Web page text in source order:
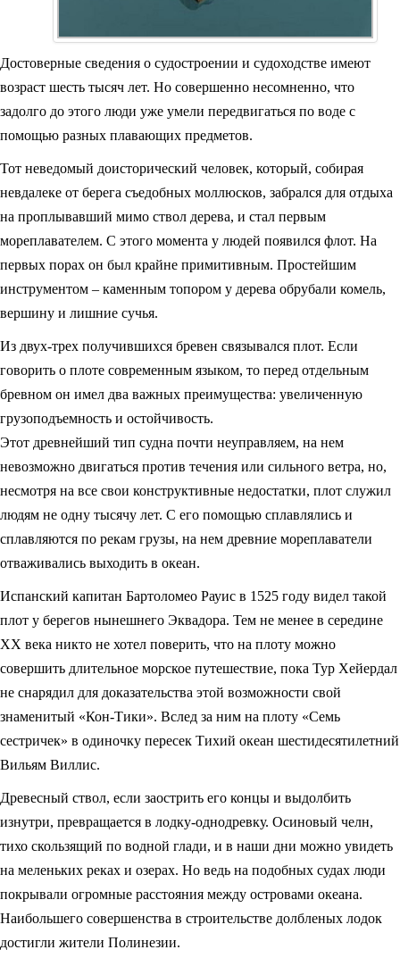
Достоверные сведения о судостроении и судоходстве имеют
возраст шесть тысяч лет. Но совершенно несомненно, что
задолго до этого люди уже умели передвигаться по воде с
помощью разных плавающих предметов.
Тот неведомый доисторический человек, который, собирая
невдалеке от берега съедобных моллюсков, забрался для отдыха
на проплывавший мимо ствол дерева, и стал первым
мореплавателем. С этого момента у людей появился флот. На
первых порах он был крайне примитивным. Простейшим
инструментом – каменным топором у дерева обрубали комель,
вершину и лишние сучья.
Из двух-трех получившихся бревен связывался плот. Если
говорить о плоте современным языком, то перед отдельным
бревном он имел два важных преимущества: увеличенную
грузоподъемность и остойчивость.
Этот древнейший тип судна почти неуправляем, на нем
невозможно двигаться против течения или сильного ветра, но,
несмотря на все свои конструктивные недостатки, плот служил
людям не одну тысячу лет. С его помощью сплавлялись и
сплавляются по рекам грузы, на нем древние мореплаватели
отваживались выходить в океан.
Испанский капитан Бартоломео Рауис в 1525 году видел такой
плот у берегов нынешнего Эквадора. Тем не менее в середине
XX века никто не хотел поверить, что на плоту можно
совершить длительное морское путешествие, пока Тур Хейердал
не снарядил для доказательства этой возможности свой
знаменитый «Кон-Тики». Вслед за ним на плоту «Семь
сестричек» в одиночку пересек Тихий океан шестидесятилетний
Вильям Виллис.
Древесный ствол, если заострить его концы и выдолбить
изнутри, превращается в лодку-однодревку. Осиновый челн,
тихо скользящий по водной глади, и в наши дни можно увидеть
на меленьких реках и озерах. Но ведь на подобных судах люди
покрывали огромные расстояния между островами океана.
Наибольшего совершенства в строительстве долбленых лодок
достигли жители Полинезии.